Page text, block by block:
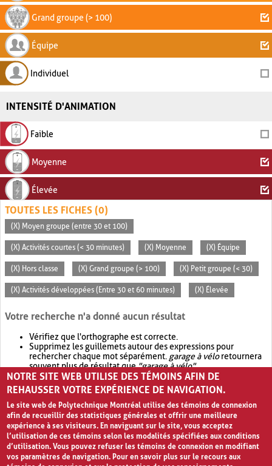
Grand groupe (> 100)
Équipe
Individuel
INTENSITÉ D'ANIMATION
Faible
Moyenne
Élevée
TOUTES LES FICHES (0)
(X) Moyen groupe (entre 30 et 100)
(X) Activités courtes (< 30 minutes) (X) Moyenne (X) Équipe
(X) Hors classe (X) Grand groupe (> 100) (X) Petit groupe (< 30)
(X) Activités développées (Entre 30 et 60 minutes) (X) Élevée
Votre recherche n'a donné aucun résultat
Vérifiez que l'orthographe est correcte.
Supprimez les guillemets autour des expressions pour
rechercher chaque mot séparément. garage à véloretournera
souvent plus de résultat que"garage à vélo".
Envisagez d'élargir votre recherche avec OR.garage OR vélo
retournera souvent plus de résultat quegarage à vélo
NOTRE SITE WEB UTILISE DES TÉMOINS AFIN DE
REHAUSSER VOTRE EXPÉRIENCE DE NAVIGATION.
Le site web de Polytechnique Montréal utilise des témoins de connexion
afin de recueillir des statistiques générales et offrir une meilleure
expérience à ses visiteurs. En naviguant sur le site, vous acceptez
l’utilisation de ces témoins selon les modalités spécifiées aux conditions
d’utilisation. Vous pouvez refuser les témoins de connexion en modifiant
vos paramètres de navigation. Pour en savoir plus sur le recours aux